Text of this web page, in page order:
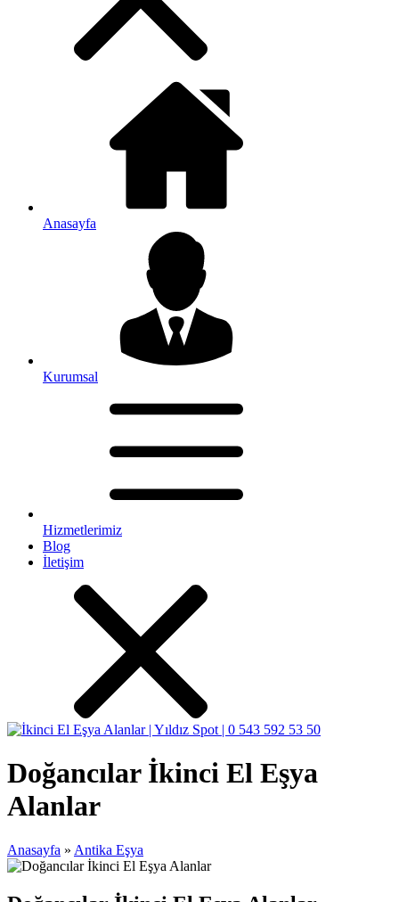
Anasayfa
Kurumsal
Hizmetlerimiz
Blog
İletişim
Doğancılar İkinci El Eşya
Alanlar
Anasayfa » Antika Eşya